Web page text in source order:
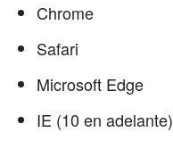
Chrome
Safari
Microsoft Edge
IE (10 en adelante)